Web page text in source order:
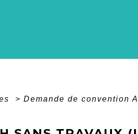
> Demande de convention